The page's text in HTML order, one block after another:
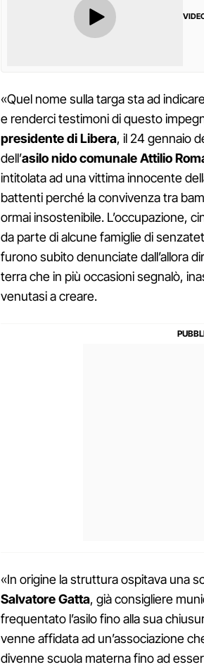
«Quel nome sulla targa sta ad
e renderci testimoni di questo
presidente di Libera, il 24 gennaio
dell’asilo nido comunale Attilio
intitolata ad una vittima innocente
battenti perché la convivenza tra
ormai insostenibile. L’occupazione,
da parte di alcune famiglie di
furono subito denunciate dall’allora
terra che in più occasioni segnalò,
venutasi a creare.
«In origine la struttura ospitava una
Salvatore Gatta, già consigliere
frequentato l’asilo fino alla sua
venne affidata ad un’associazione
divenne scuola materna fino ad